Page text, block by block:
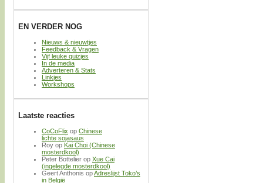
EN VERDER NOG
Nieuws & nieuwtjes
Feedback & Vragen
Vijf leuke quizjes
In de media
Adverteren & Stats
Linkjes
Workshops
Laatste reacties
CoCoFlix op Chinese
lichte sojasaus
Roy op Kai Choi (Chinese
mosterdkool)
Peter Bottelier op Xue Cai
(ingelegde mosterdkool)
Geert Anthonis opAdreslijst Toko’s
in België